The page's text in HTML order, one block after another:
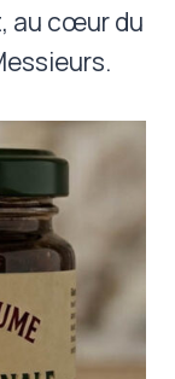
au cœur du